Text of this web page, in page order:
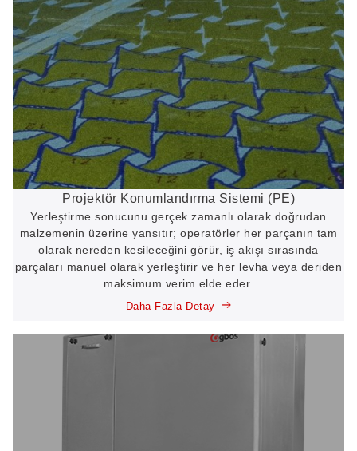
Projektör Konumlandırma Sistemi (PE)
Yerleştirme sonucunu gerçek zamanlı olarak doğrudan
malzemenin üzerine yansıtır; operatörler her parçanın tam
olarak nereden kesileceğini görür, iş akışı sırasında
parçaları manuel olarak yerleştirir ve her levha veya deriden
maksimum verim elde eder.
Daha Fazla Detay